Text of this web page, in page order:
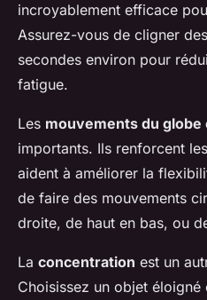
incroyablement efficace
Assurez-vous de cligner
secondes environ pour
fatigue.
Les mouvements du globe
importants. Ils renforcent
aident à améliorer la
de faire des mouvements
droite, de haut en bas, ou
La concentration est un
Choisissez un objet